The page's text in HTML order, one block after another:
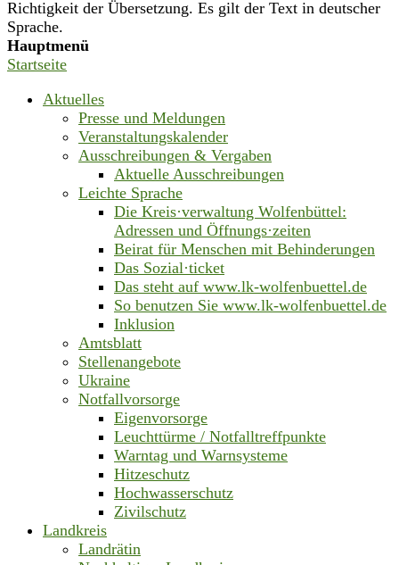
Richtigkeit der Übersetzung. Es gilt der Text in deutscher
Sprache.
Hauptmenü
Startseite
Aktuelles
Presse und Meldungen
Veranstaltungskalender
Ausschreibungen & Vergaben
Aktuelle Ausschreibungen
Leichte Sprache
Die Kreis·verwaltung Wolfenbüttel:
Adressen und Öffnungs·zeiten
Beirat für Menschen mit Behinderungen
Das Sozial·ticket
Das steht auf www.lk-wolfenbuettel.de
So benutzen Sie www.lk-wolfenbuettel.de
Inklusion
Amtsblatt
Stellenangebote
Ukraine
Notfallvorsorge
Eigenvorsorge
Leuchttürme / Notfalltreffpunkte
Warntag und Warnsysteme
Hitzeschutz
Hochwasserschutz
Zivilschutz
Landkreis
Landrätin